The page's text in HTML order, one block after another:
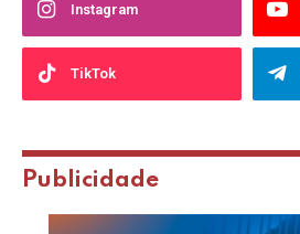
Instagram
TikTok
Publicidade